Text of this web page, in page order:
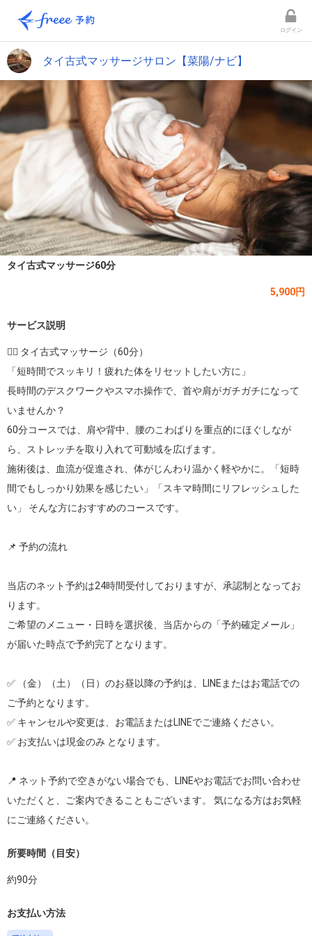
ログイン
タイ古式マッサージサロン【菜陽/ナビ】
タイ古式マッサージ60分
5,900円
サービス説明
💆‍♂️ タイ古式マッサージ（60分）
「短時間でスッキリ！疲れた体をリセットしたい方に」
長時間のデスクワークやスマホ操作で、首や肩がガチガチになって
いませんか？
60分コースでは、肩や背中、腰のこわばりを重点的にほぐしなが
ら、ストレッチを取り入れて可動域を広げます。
施術後は、血流が促進され、体がじんわり温かく軽やかに。「短時
間でもしっかり効果を感じたい」「スキマ時間にリフレッシュした
い」 そんな方におすすめのコースです。
📌 予約の流れ
当店のネット予約は24時間受付しておりますが、承認制となってお
ります。
ご希望のメニュー・日時を選択後、当店からの「予約確定メール」
が届いた時点で予約完了となります。
✅ （金）（土）（日）のお昼以降の予約は、LINEまたはお電話での
ご予約となります。
✅ キャンセルや変更は、お電話またはLINEでご連絡ください。
✅ お支払いは現金のみ となります。
📍 ネット予約で空きがない場合でも、LINEやお電話でお問い合わせ
いただくと、ご案内できることもございます。 気になる方はお気軽
にご連絡ください。
所要時間（目安）
約90分
お支払い方法